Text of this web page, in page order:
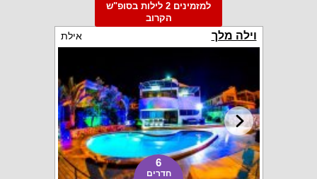
למזמינים 2 לילות בסופ"ש
הקרוב
וילה מלך אילת
6
חדרים